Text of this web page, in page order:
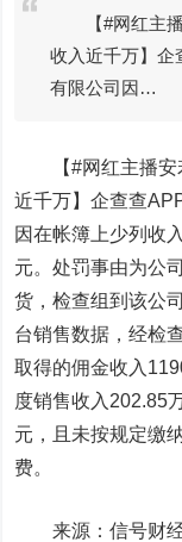
【#网红主播
收入近千万】企
有限公司因…
【#网红主播安
近千万】企查查
因在帐簿上少列收
元。处罚事由为公
货，检查组到该公
台销售数据，经检
取得的佣金收入
度销售收入202.85
元，且未按规定缴
费。
来源：信号财